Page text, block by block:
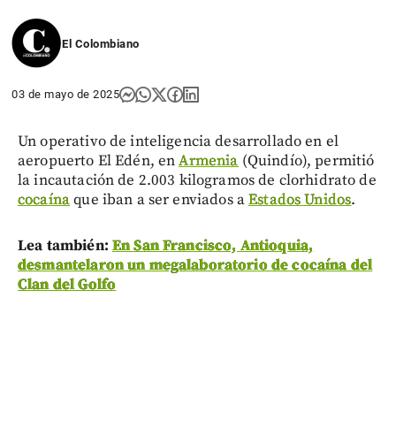
El Colombiano
03 de mayo de 2025
Un operativo de inteligencia desarrollado en el
aeropuerto El Edén, enArmenia (Quindío), permitió
la incautación de 2.003 kilogramos de clorhidrato de
cocaínaque iban a ser enviados aEstados Unidos.
Lea también: En San Francisco, Antioquia,
desmantelaron un megalaboratorio de cocaína del
Clan del Golfo